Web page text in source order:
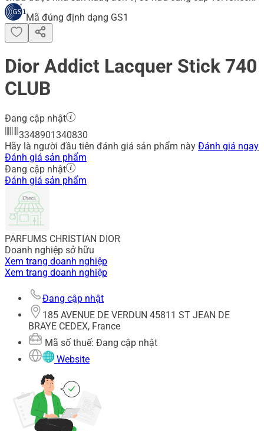
Mã đúng định dạng GS1
Dior Addict Lacquer Stick 740
CLUB
Đang cập nhật
3348901340830
Hãy là người đầu tiên đánh giá sản phẩm này Đánh giá ngay
Đánh giá sản phẩm
Đang cập nhật
Đánh giá sản phẩm
PARFUMS CHRISTIAN DIOR
Doanh nghiệp sở hữu
Xem trang doanh nghiệp
Xem trang doanh nghiệp
Đang cập nhật
185 AVENUE DE VERDUN 45811 ST JEAN DE
BRAYE CEDEX, France
Mã số thuế: Đang cập nhật
Website